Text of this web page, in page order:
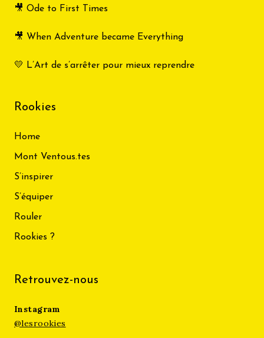
🎥 Ode to First Times
🎥 When Adventure became Everything
💛 L’Art de s’arrêter pour mieux reprendre
Rookies
Home
Mont Ventous.tes
S’inspirer
S’équiper
Rouler
Rookies ?
Retrouvez-nous
Instagram
@lesrookies